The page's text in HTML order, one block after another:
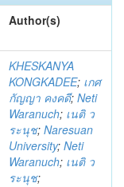
Author(s)
KHESKANYA
KONGKADEE; เกศ
กัญญา คงคดี; Neti
Waranuch; เนติ ว
ระนุช; Naresuan
University; Neti
Waranuch; เนติ ว
ระนุช;